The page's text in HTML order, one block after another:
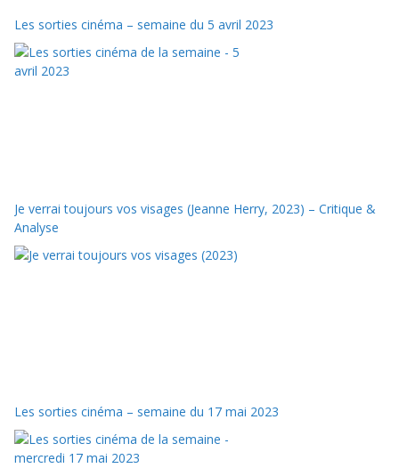
Les sorties cinéma – semaine du 5 avril 2023
Je verrai toujours vos visages (Jeanne Herry, 2023) – Critique &
Analyse
Les sorties cinéma – semaine du 17 mai 2023